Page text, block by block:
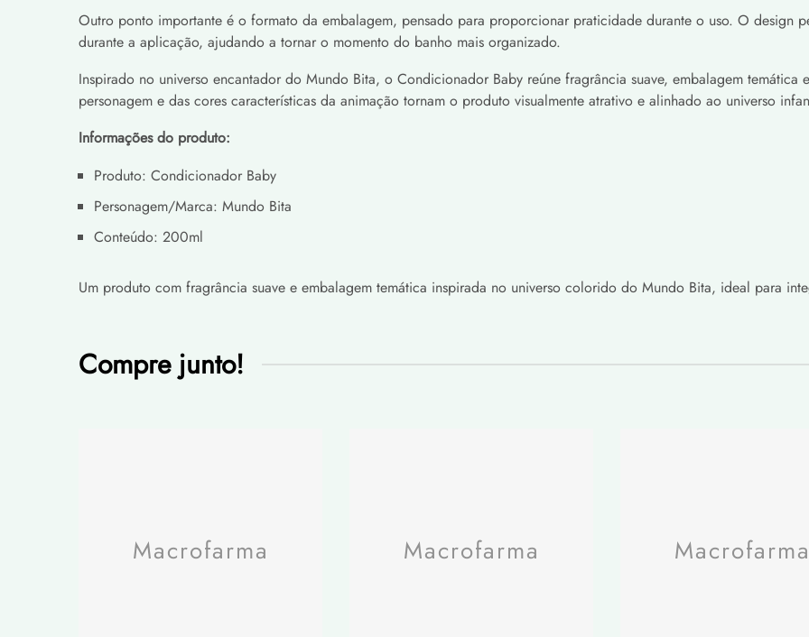
Outro ponto importante é o formato da embalagem, pensado para proporcionar praticidade durante o uso. O design
durante a aplicação, ajudando a tornar o momento do banho mais organizado.
Inspirado no universo encantador do Mundo Bita, o Condicionador Baby reúne fragrância suave, embalagem
personagem e das cores características da animação tornam o produto visualmente atrativo e alinhado ao universo
Informações do produto:
Produto: Condicionador Baby
Personagem/Marca: Mundo Bita
Conteúdo: 200ml
Um produto com fragrância suave e embalagem temática inspirada no universo colorido do Mundo Bita, ideal para
Compre junto!
Macrofarma Macrofarma Macrofarma
Observe que alguns produtos possuem restrições de envio.
escolhidas.